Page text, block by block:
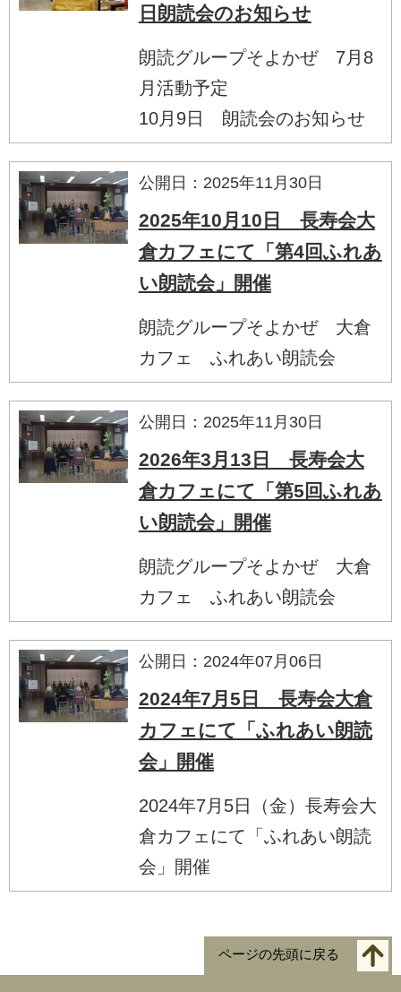
日朗読会のお知らせ
朗読グループそよかぜ 7月8
月活動予定
10月9日 朗読会のお知らせ
公開日：2025年11月30日
2025年10月10日 長寿会大
倉カフェにて「第4回ふれあ
い朗読会」開催
朗読グループそよかぜ 大倉
カフェ ふれあい朗読会
公開日：2025年11月30日
2026年3月13日 長寿会大
倉カフェにて「第5回ふれあ
い朗読会」開催
朗読グループそよかぜ 大倉
カフェ ふれあい朗読会
公開日：2024年07月06日
2024年7月5日 長寿会大倉
カフェにて「ふれあい朗読
会」開催
2024年7月5日（金）長寿会大
倉カフェにて「ふれあい朗読
会」開催
ページの先頭に戻る